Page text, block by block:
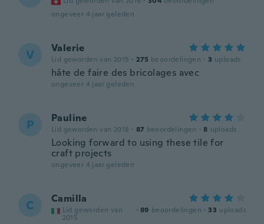
ongeveer 4 jaar geleden
V Valerie
Lid geworden van 2015 · 275 beoordelingen · 3 uploads
hâte de faire des bricolages avec
ongeveer 4 jaar geleden
P Pauline
Lid geworden van 2018 · 87 beoordelingen · 8 uploads
Looking forward to using these tile for
craft projects
ongeveer 4 jaar geleden
C Camilla
Lid geworden van
2015
· 89 beoordelingen · 33 uploads